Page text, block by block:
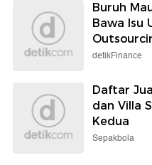
Buruh
Bawa Isu
detikFinance
Daftar
dan Villa
Kedua
Sepakbola